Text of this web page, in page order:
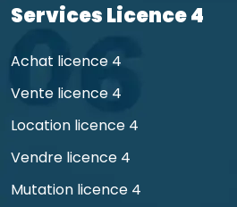
Services Licence 4
Achat licence 4
Vente licence 4
Location licence 4
Vendre licence 4
Mutation licence 4